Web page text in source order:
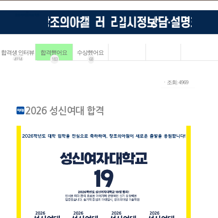
합격생 인터뷰
4114
합격했어요
183
수상했어요
68
ㆍ조회: 4969
2026 성신여대 합격